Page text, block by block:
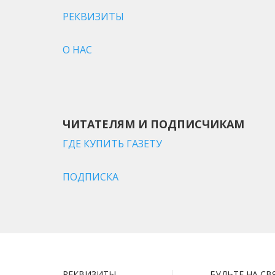
РЕКВИЗИТЫ
О НАС
ЧИТАТЕЛЯМ И ПОДПИСЧИКАМ
ГДЕ КУПИТЬ ГАЗЕТУ
ПОДПИСКА